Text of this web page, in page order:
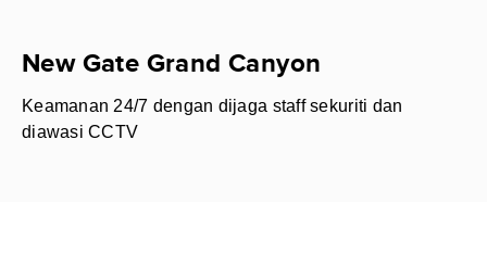
New Gate Grand Canyon
Keamanan 24/7 dengan dijaga staff sekuriti dan
diawasi CCTV